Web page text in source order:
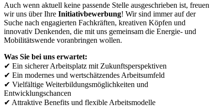
Auch wenn aktuell keine passende Stelle ausgeschrieben ist, freuen
wir uns über Ihre Initiativbewerbung! Wir sind immer auf der
Suche nach engagierten Fachkräften, kreativen Köpfen und
innovativ Denkenden, die mit uns gemeinsam die Energie- und
Mobilitätswende voranbringen wollen.
Was Sie bei uns erwartet:
✔ Ein sicherer Arbeitsplatz mit Zukunftsperspektiven
✔ Ein modernes und wertschätzendes Arbeitsumfeld
✔ Vielfältige Weiterbildungsmöglichkeiten und
Entwicklungschancen
✔ Attraktive Benefits und flexible Arbeitsmodelle